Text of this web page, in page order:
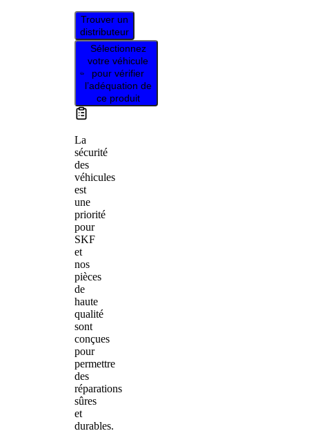
Trouver un
distributeur
Sélectionnez
votre véhicule
pour vérifier
l’adéquation de
ce produit
La
sécurité
des
véhicules
est
une
priorité
pour
SKF
et
nos
pièces
de
haute
qualité
sont
conçues
pour
permettre
des
réparations
sûres
et
durables.